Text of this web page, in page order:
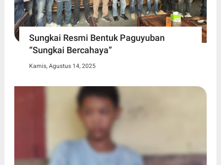
Sungkai Resmi Bentuk Paguyuban
“Sungkai Bercahaya”
Kamis, Agustus 14, 2025